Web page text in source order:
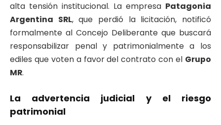
alta tensión institucional. La empresa Patagonia
Argentina SRL, que perdió la licitación, notificó
formalmente al Concejo Deliberante que buscará
responsabilizar penal y patrimonialmente a los
ediles que voten a favor del contrato con el Grupo
MR.
​La advertencia judicial y el riesgo
patrimonial